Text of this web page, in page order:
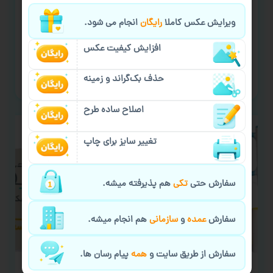
چاپ با طرح دلخواه
۵۰+ محصول قابل چاپ
سفارش گیری آنلاین
پشتیبانی آنلاین
ویرایش عکس کاملارایگانانجام می شود.
افزایش کیفیت عکس
حذف بک‌گراند و زمینه
اصلاح ساده طرح
تغییر سایز برای چاپ
سفارش حتیتکیهم پذیرفته میشه.
سفارشعمدهوسازمانیهم انجام میشه.
سفارش از طریق سایت وهمهپیام رسان ها.